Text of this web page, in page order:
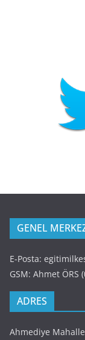
GENEL
E-Posta:
GSM: Ahmet ÖRS
ADRES
Ahmediye